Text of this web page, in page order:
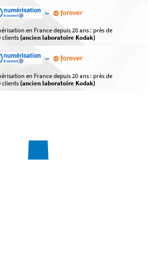
en France depuis 20 ans : près de
clients (ancien laboratoire Kodak)
en France depuis 20 ans : près de
clients (ancien laboratoire Kodak)